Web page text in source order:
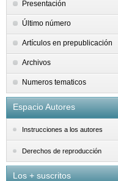
Presentación
Último número
Artículos en prepublicación
Archivos
Numeros tematicos
Espacio Autores
Instrucciones a los autores
Derechos de reproducción
Los + suscritos